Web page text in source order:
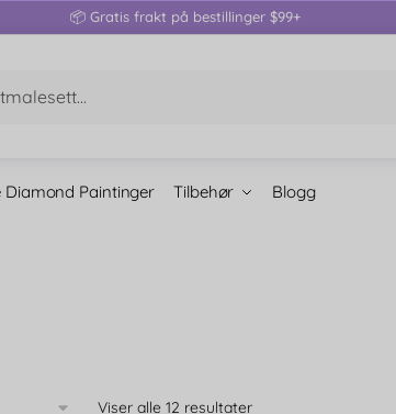
📦 Gratis frakt på bestillinger $99+
Diamond Paintinger Tilbehør Blogg
Viser alle 12 resultater